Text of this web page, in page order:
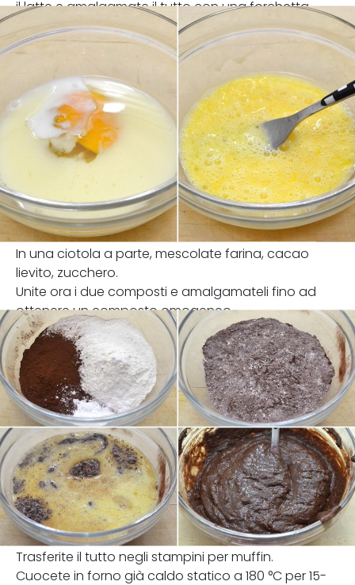
il latte e amalgamate il tutto con una forchetta.
In una ciotola a parte, mescolate farina, cacao
lievito, zucchero.
Unite ora i due composti e amalgamateli fino ad
ottenere un composto omogeneo.
Trasferite il tutto negli stampini per muffin.
Cuocete in forno già caldo statico a 180 °C per 15-